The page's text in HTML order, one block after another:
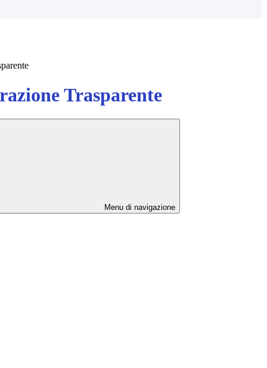
Trasparente
Menu di navigazione